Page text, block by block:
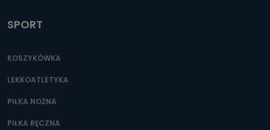
SPORT
KOSZYKÓWKA
LEKKOATLETYKA
PIŁKA NOŻNA
PIŁKA RĘCZNA